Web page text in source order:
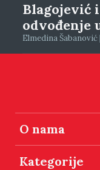
Blagojević
odvođenje
Elmedina Šabanović
O nama
Kategorije